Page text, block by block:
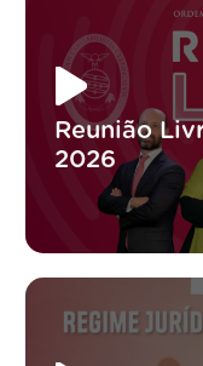
Reunião
2026